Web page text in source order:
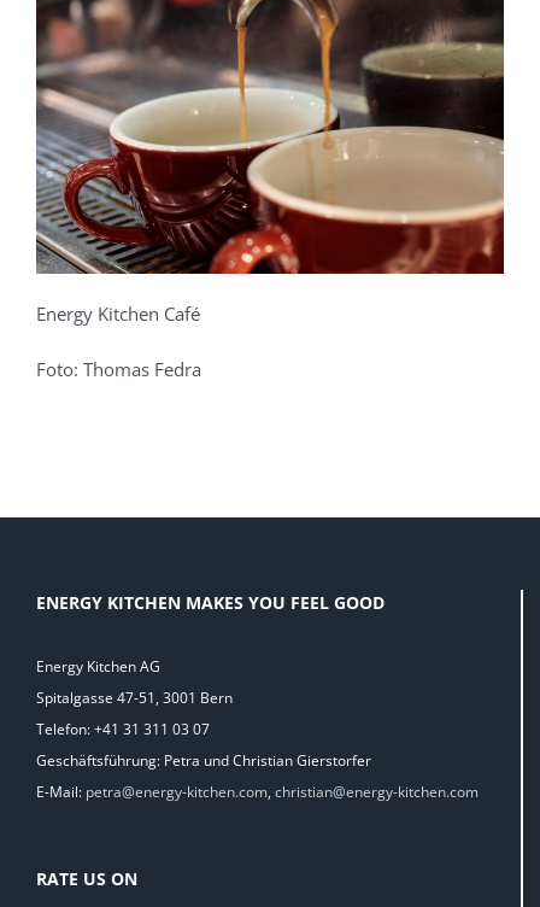
Energy Kitchen Café
Foto: Thomas Fedra
ENERGY KITCHEN MAKES YOU FEEL GOOD
Energy Kitchen AG
Spitalgasse 47-51, 3001 Bern
Telefon: +41 31 311 03 07
Geschäftsführung: Petra und Christian Gierstorfer
E-Mail: petra@energy-kitchen.com, christian@energy-kitchen.com
RATE US ON